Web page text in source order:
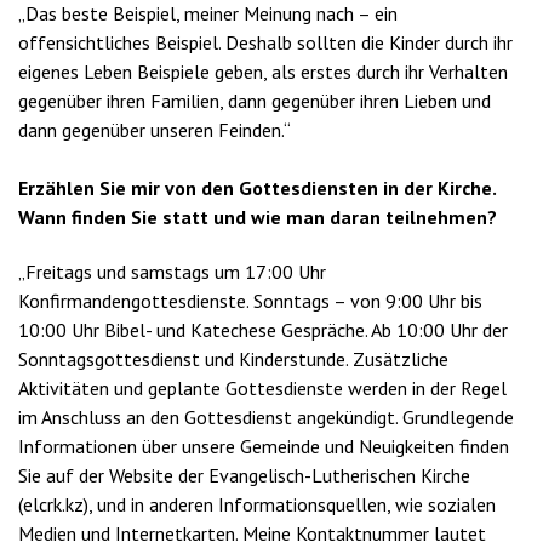
„Das beste Beispiel, meiner Meinung nach – ein
offensichtliches Beispiel. Deshalb sollten die Kinder durch ihr
eigenes Leben Beispiele geben, als erstes durch ihr Verhalten
gegenüber ihren Familien, dann gegenüber ihren Lieben und
dann gegenüber unseren Feinden.“
Erzählen Sie mir von den Gottesdiensten in der Kirche.
Wann finden Sie statt und wie man daran teilnehmen?
„Freitags und samstags um 17:00 Uhr
Konfirmandengottesdienste. Sonntags – von 9:00 Uhr bis
10:00 Uhr Bibel- und Katechese Gespräche. Ab 10:00 Uhr der
Sonntagsgottesdienst und Kinderstunde. Zusätzliche
Aktivitäten und geplante Gottesdienste werden in der Regel
im Anschluss an den Gottesdienst angekündigt. Grundlegende
Informationen über unsere Gemeinde und Neuigkeiten finden
Sie auf der Website der Evangelisch-Lutherischen Kirche
(elcrk.kz), und in anderen Informationsquellen, wie sozialen
Medien und Internetkarten. Meine Kontaktnummer lautet